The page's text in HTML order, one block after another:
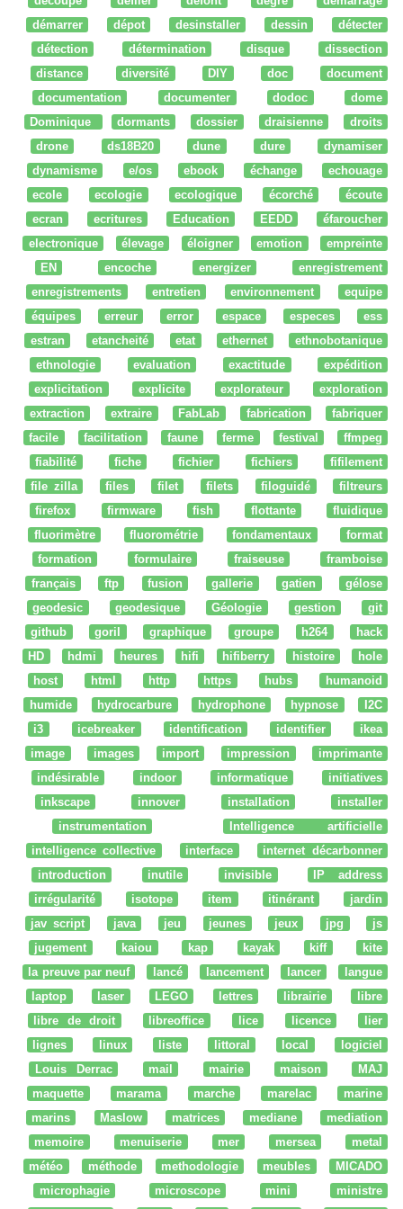
démarrer
dépot desinstaller dessin
détecter
détection
détermination disque
dissection
distance
diversité DIY doc
document
documentation
documenter dodoc
dome
Dominique
dormants dossier draisienne
droits
drone
ds18B20 dune dure
dynamiser
dynamisme
e/os ebook échange
echouage
ecole
ecologie ecologique écorché
écoute
ecran
ecritures Education EEDD
éfaroucher
electronique
élevage éloigner emotion
empreinte
EN
encoche energizer
enregistrement
enregistrements
entretien environnement
equipe
équipes
erreur error espace especes
ess
estran
etancheité etat ethernet
ethnobotanique
ethnologie
evaluation exactitude
expédition
explicitation
explicite explorateur
exploration
extraction
extraire FabLab fabrication
fabriquer
facile
facilitation faune ferme festival
ffmpeg
fiabilité
fiche fichier fichiers
fifilement
file zilla
files filet filets filoguidé
filtreurs
firefox
firmware fish flottante
fluidique
fluorimètre
fluorométrie fondamentaux
format
formation
formulaire fraiseuse
framboise
français
ftp fusion gallerie gatien
gélose
geodesic
geodesique Géologie gestion
git
github
goril graphique groupe h264
hack
HD
hdmi heures hifi hifiberry histoire
hole
host
html http https hubs
humanoid
humide
hydrocarbure hydrophone hypnose
I2C
i3
icebreaker identification identifier
ikea
image
images import impression
imprimante
indésirable
indoor informatique
initiatives
inkscape
innover installation
installer
instrumentation
Intelligence artificielle
intelligence collective
interface
internet décarbonner
introduction
inutile invisible
IP address
irrégularité
isotope item itinérant
jardin
jav script
java jeu jeunes jeux jpg
js
jugement
kaiou kap kayak kiff
kite
la preuve par neuf
lancé lancement lancer
langue
laptop
laser LEGO lettres librairie
libre
libre de droit
libreoffice lice licence
lier
lignes
linux liste littoral local
logiciel
Louis Derrac
mail mairie maison
MAJ
maquette
marama marche marelac
marine
marins
Maslow matrices mediane
mediation
memoire
menuiserie mer mersea
metal
météo
méthode methodologie meubles
MICADO
microphagie
microscope mini
ministre